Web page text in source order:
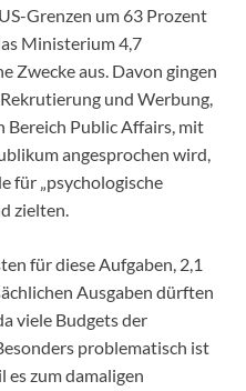
Grenzen um 63 Prozent
Ministerium 4,7
Zwecke aus. Davon gingen
und Werbung,
Bereich Public Affairs, mit
angesprochen wird,
für „psychologische
zielten.
für diese Aufgaben, 2,1
Ausgaben dürften
viele Budgets der
problematisch ist
es zum damaligen